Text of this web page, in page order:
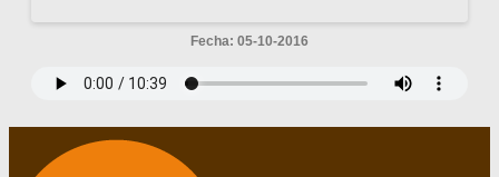
Fecha: 05-10-2016